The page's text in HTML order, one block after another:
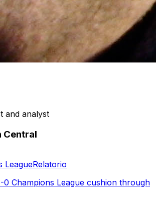
and analyst
Central
LeagueRelatorio
0 Champions League cushion through